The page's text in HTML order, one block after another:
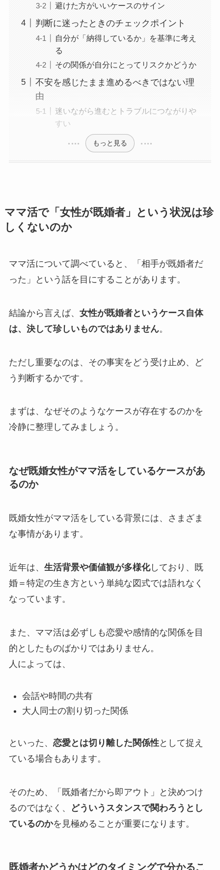
避けた方がいいケースのサイン
判断に迷ったときのチェックポイント
自分が「納得しているか」を基準に考え
る
その関係が自分にとってリスクかどうか
不安を感じたまま進めるべきではない理
由
迷いながら進むとトラブルにつながりや
すい
もっと見る
ママ活で「女性が既婚者」という状況は珍
しくないのか
ママ活について調べていると、「相手が既婚者だ
った」という話を目にすることがあります。
結論から言えば、 女性が既婚者というケース自体
は、決して珍しいものではありません。
ただし重要なのは、その事実をどう受け止め、ど
う判断するかです。
まずは、なぜそのようなケースが存在するのかを
冷静に整理してみましょう。
なぜ既婚女性がママ活をしているケースがあ
るのか
既婚女性がママ活をしている背景には、さまざま
な事情があります。
近年は、 生活背景や価値観が多様化しており、既
婚＝特定の生き方という単純な図式では語れなく
なっています。
また、ママ活は必ずしも恋愛や感情的な関係を目
的としたものばかりではありません。
人によっては、
会話や時間の共有
大人同士の割り切った関係
といった、 恋愛とは切り離した関係性として捉え
ている場合もあります。
そのため、「既婚者だから即アウト」と決めつけ
るのではなく、
どういうスタンスで関わろうとし
ているのかを見極めることが重要になります。
既婚者かどうかはどのタイミングで分かるこ